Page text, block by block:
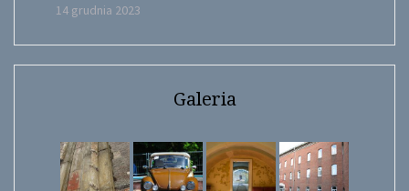
14 grudnia 2023
Galeria